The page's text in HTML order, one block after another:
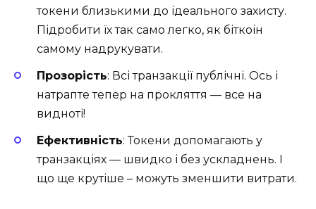
токени близькими до ідеального захисту.
Підробити їх так само легко, як біткоін
самому надрукувати.
Прозорість: Всі транзакції публічні. Ось і
натрапте тепер на прокляття — все на
видноті!
Ефективність: Токени допомагають у
транзакціях — швидко і без ускладнень. І
що ще крутіше – можуть зменшити витрати.